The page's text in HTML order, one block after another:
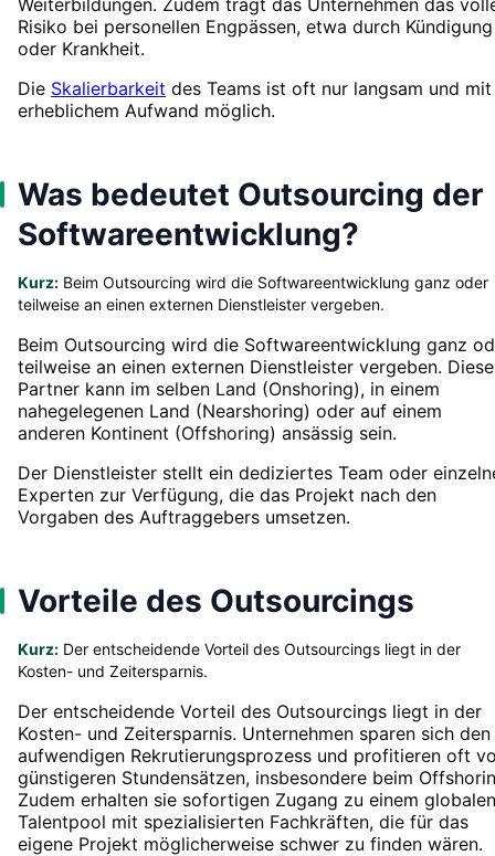
Risiko bei personellen Engpässen, etwa durch Kündigung
oder Krankheit.
Die Skalierbarkeit des Teams ist oft nur langsam und mit
erheblichem Aufwand möglich.
Was bedeutet Outsourcing der
Softwareentwicklung?
Kurz: Beim Outsourcing wird die Softwareentwicklung ganz oder
teilweise an einen externen Dienstleister vergeben.
Beim Outsourcing wird die Softwareentwicklung ganz
teilweise an einen externen Dienstleister vergeben.
Partner kann im selben Land (Onshoring), in einem
nahegelegenen Land (Nearshoring) oder auf einem
anderen Kontinent (Offshoring) ansässig sein.
Der Dienstleister stellt ein dediziertes Team oder
Experten zur Verfügung, die das Projekt nach den
Vorgaben des Auftraggebers umsetzen.
Vorteile des Outsourcings
Kurz: Der entscheidende Vorteil des Outsourcings liegt in der
Kosten- und Zeitersparnis.
Der entscheidende Vorteil des Outsourcings liegt in der
Kosten- und Zeitersparnis. Unternehmen sparen sich den
aufwendigen Rekrutierungsprozess und profitieren oft
günstigeren Stundensätzen, insbesondere beim
Zudem erhalten sie sofortigen Zugang zu einem globalen
Talentpool mit spezialisierten Fachkräften, die für das
eigene Projekt möglicherweise schwer zu finden wären.